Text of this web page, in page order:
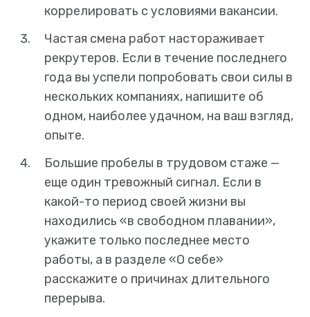
коррелировать с условиями вакансии.
Частая смена работ настораживает
рекрутеров. Если в течение последнего
года вы успели попробовать свои силы в
нескольких компаниях, напишите об
одном, наиболее удачном, на ваш взгляд,
опыте.
Большие пробелы в трудовом стаже —
еще один тревожный сигнал. Если в
какой-то период своей жизни вы
находились «в свободном плавании»,
укажите только последнее место
работы, а в разделе «О себе»
расскажите о причинах длительного
перерыва.